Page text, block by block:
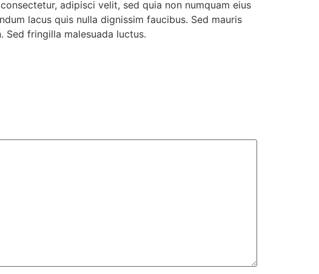
adipisci velit, sed quia non numquam eius
lacus quis nulla dignissim faucibus. Sed mauris
fringilla malesuada luctus.